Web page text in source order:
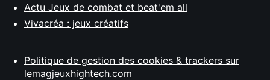
Actu Jeux de combat et beat'em all
Vivacréa : jeux créatifs
Politique de gestion des cookies & trackers sur
lemagjeuxhightech.com